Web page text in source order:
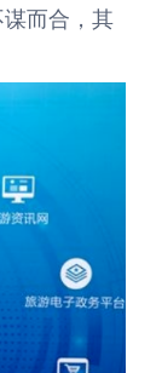
而合，其